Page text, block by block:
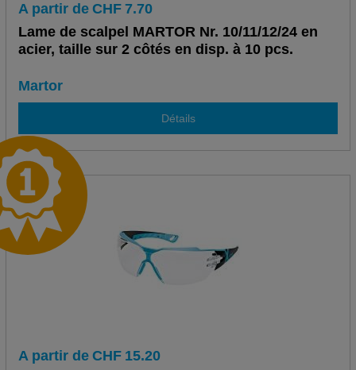
A partir de CHF 7.70
Lame de scalpel MARTOR Nr. 10/11/12/24 en
acier, taille sur 2 côtés en disp. à 10 pcs.
Martor
Détails
A partir de CHF 15.20